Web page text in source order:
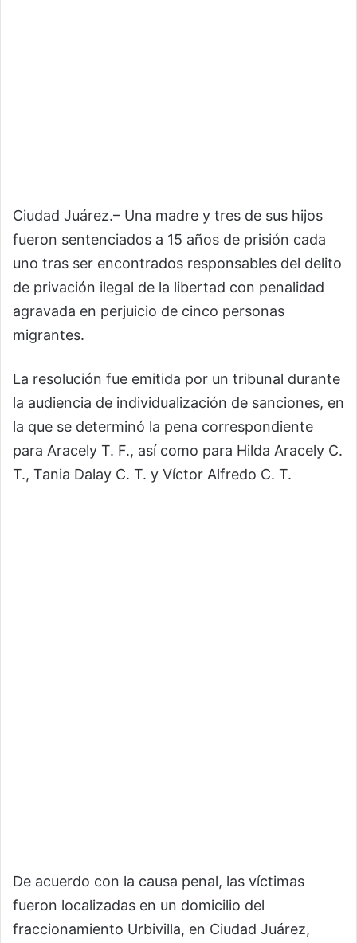
Ciudad Juárez.– Una madre y tres de sus hijos
fueron sentenciados a 15 años de prisión cada
uno tras ser encontrados responsables del delito
de privación ilegal de la libertad con penalidad
agravada en perjuicio de cinco personas
migrantes.
La resolución fue emitida por un tribunal durante
la audiencia de individualización de sanciones, en
la que se determinó la pena correspondiente
para Aracely T. F., así como para Hilda Aracely C.
T., Tania Dalay C. T. y Víctor Alfredo C. T.
De acuerdo con la causa penal, las víctimas
fueron localizadas en un domicilio del
fraccionamiento Urbivilla, en Ciudad Juárez,